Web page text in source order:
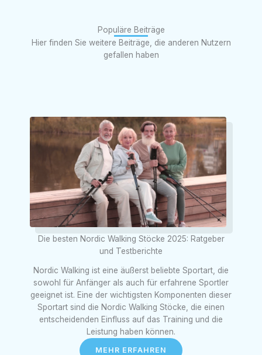
Populäre Beiträge
Hier finden Sie weitere Beiträge, die anderen Nutzern
gefallen haben
Die besten Nordic Walking Stöcke 2025: Ratgeber
und Testberichte
Nordic Walking ist eine äußerst beliebte Sportart, die
sowohl für Anfänger als auch für erfahrene Sportler
geeignet ist. Eine der wichtigsten Komponenten dieser
Sportart sind die Nordic Walking Stöcke, die einen
entscheidenden Einfluss auf das Training und die
Leistung haben können.
MEHR ERFAHREN